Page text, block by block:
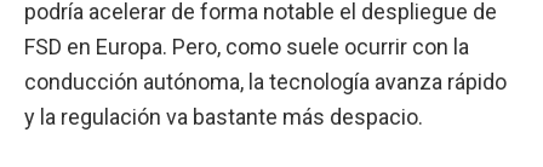
podría acelerar de forma notable el despliegue de
FSD en Europa. Pero, como suele ocurrir con la
conducción autónoma, la tecnología avanza rápido
y la regulación va bastante más despacio.